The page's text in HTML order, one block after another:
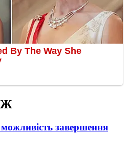
завершення